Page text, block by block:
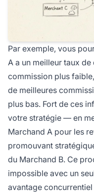
Par exemple, vous
A a un meilleur taux
commission plus
de meilleures
plus bas. Fort de ces
votre stratégie — en
Marchand A pour les
promouvant
du Marchand B. Ce
impossible avec un
avantage concurrentiel